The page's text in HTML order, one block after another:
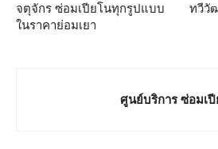
จตุจักร ซ่อมเปียโนทุกรูปแบบ
ในราคาย่อมเยา
ทวีวั
ศูนย์บริการ ซ่อมเ